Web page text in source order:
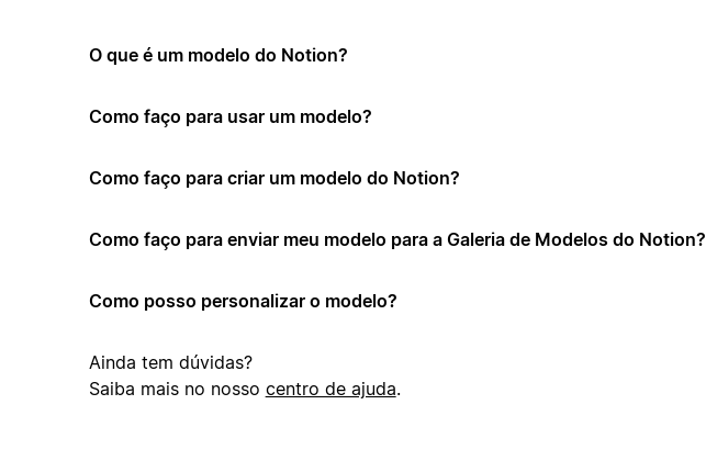
O que é um modelo do Notion?
Como faço para usar um modelo?
Como faço para criar um modelo do Notion?
Como faço para enviar meu modelo para a Galeria de Modelos do Notion?
Como posso personalizar o modelo?
Ainda tem dúvidas?
Saiba mais no nosso centro de ajuda.